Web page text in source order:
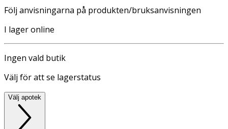
Följ anvisningarna på produkten/bruksanvisningen
I lager online
Ingen vald butik
Välj för att se lagerstatus
Välj apotek